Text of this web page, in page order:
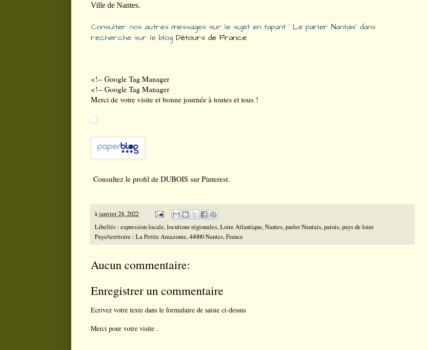
Ville de Nantes.
Consulter nos autres messages sur le sujet en tapant ‘ Le parler Nantais’ dans
recherche sur le blog Détours de France.
<!-- Google Tag Manager
<!-- Google Tag Manager
Merci de votre visite et bonne journée à toutes et tous !
Consultez le profil de DUBOIS sur Pinterest.
àjanvier 24, 2022
Libellés : expression locale,locutions régionales,Loire Atlantique,Nantes,parler Nantais,patois,pays de loire
Pays/territoire : La Petite Amazonie, 44000 Nantes, France
Aucun commentaire:
Enregistrer un commentaire
Ecrivez votre texte dans le formulaire de saisie ci-dessus
Merci pour votre visite .